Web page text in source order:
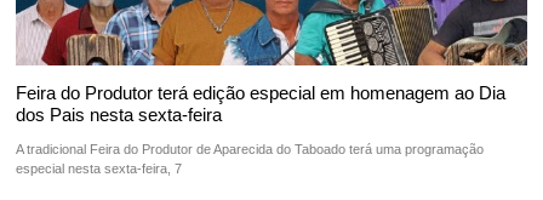
Feira do Produtor terá edição especial em homenagem ao Dia
dos Pais nesta sexta-feira
A tradicional Feira do Produtor de Aparecida do Taboado terá uma programação
especial nesta sexta-feira, 7